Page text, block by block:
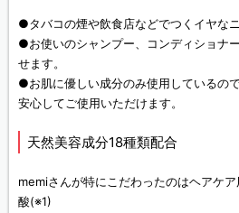
●タバコの煙や飲食店などでつくイヤな
●お使いのシャンプー、コンディショナ
せます。
●お肌に優しい成分のみ使用しているの
安心してご使用いただけます。
天然美容成分18種類配合
memiさんが特にこだわったのはヘアケ
酸(※1)